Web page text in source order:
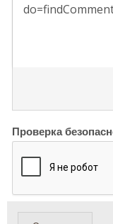
Проверка